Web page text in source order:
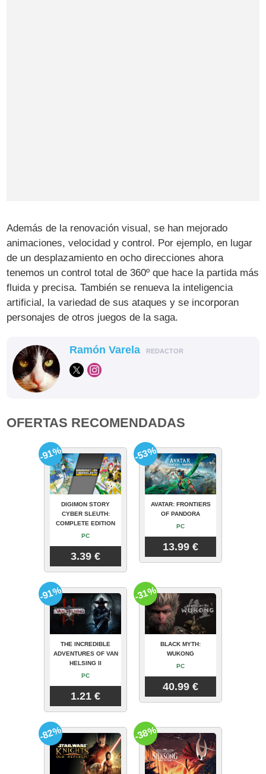
Además de la renovación visual, se han mejorado
animaciones, velocidad y control. Por ejemplo, en lugar
de un desplazamiento en ocho direcciones ahora
tenemos un control total de 360º que hace la partida más
fluida y precisa. También se renueva la inteligencia
artificial, la variedad de sus ataques y se incorporan
personajes de otros juegos de la saga.
Ramón Varela REDACTOR
OFERTAS RECOMENDADAS
DIGIMON STORY
CYBER SLEUTH:
COMPLETE EDITION
PC
3.39 €
-91%
AVATAR: FRONTIERS
OF PANDORA
PC
13.99 €
-53%
THE INCREDIBLE
ADVENTURES OF VAN
HELSING II
PC
1.21 €
-91%
BLACK MYTH:
WUKONG
PC
40.99 €
-31%
-82% -38%